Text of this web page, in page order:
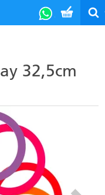
32,5cm